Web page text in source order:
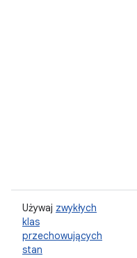
Używaj zwykłych
klas
przechowujących
stan